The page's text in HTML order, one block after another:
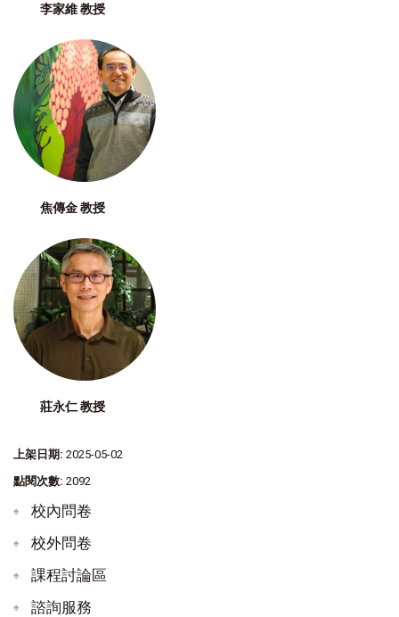
李家維 教授
焦傳金 教授
莊永仁 教授
上架日期: 2025-05-02
點閱次數: 2092
校內問卷
校外問卷
課程討論區
諮詢服務